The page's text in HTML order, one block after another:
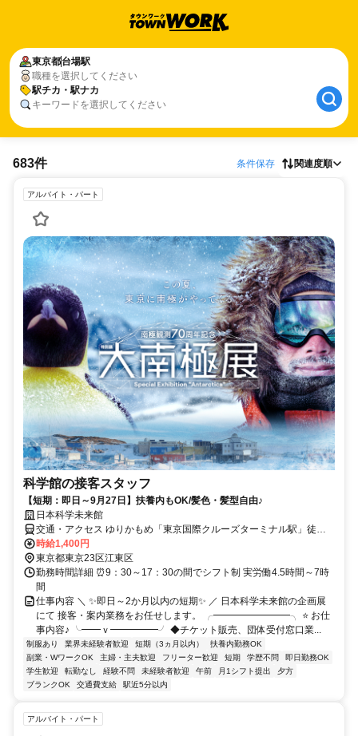
東京都台場駅
職種を選択してください
駅チカ・駅ナカ
キーワードを選択してください
683件 条件保存 関連度順
アルバイト・パート
科学館の接客スタッフ
【短期：即日～9月27日】扶養内もOK/髪色・髪型自由♪
日本科学未来館
交通・アクセス ゆりかもめ「東京国際クルーズターミナル駅」徒歩5
分「テレコムセンター駅」徒歩4分 りんかい線「東京テレポート駅」
徒歩15分
時給1,400円
東京都東京23区江東区
勤務時間詳細 ⏰9：30～17：30の間でシフト制 実労働4.5時間～7時
間
仕事内容 ＼ ✨即日～2か月以内の短期✨ ／ 日本科学未来館の企画展
にて 接客・案内業務をお任せします。 ╭━━━━━━━━╮ ⭐ お仕
事内容♪ ╰━━ｖ━━━━━╯ ◆チケット販売、団体受付窓口業...
制服あり 業界未経験者歓迎 短期（3ヵ月以内）
扶養内勤務OK
副業・WワークOK
主婦・主夫歓迎 フリーター歓迎 短期 学歴不問
即日勤務OK
学生歓迎
転勤なし 経験不問 未経験者歓迎 午前 月1シフト提出
夕方
ブランクOK
交通費支給 駅近5分以内
アルバイト・パート